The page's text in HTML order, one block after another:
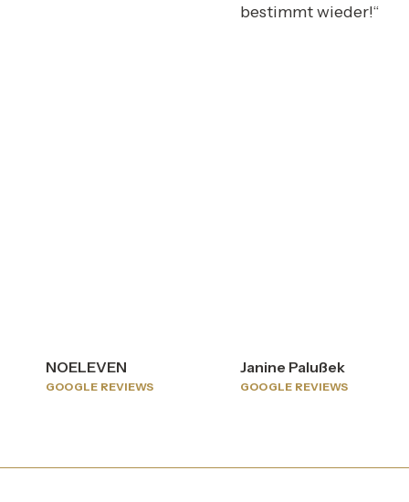
NOELEVEN
GOOGLE REVIEWS
bestimmt wieder!“
Janine Palußek
GOOGLE REVIEWS